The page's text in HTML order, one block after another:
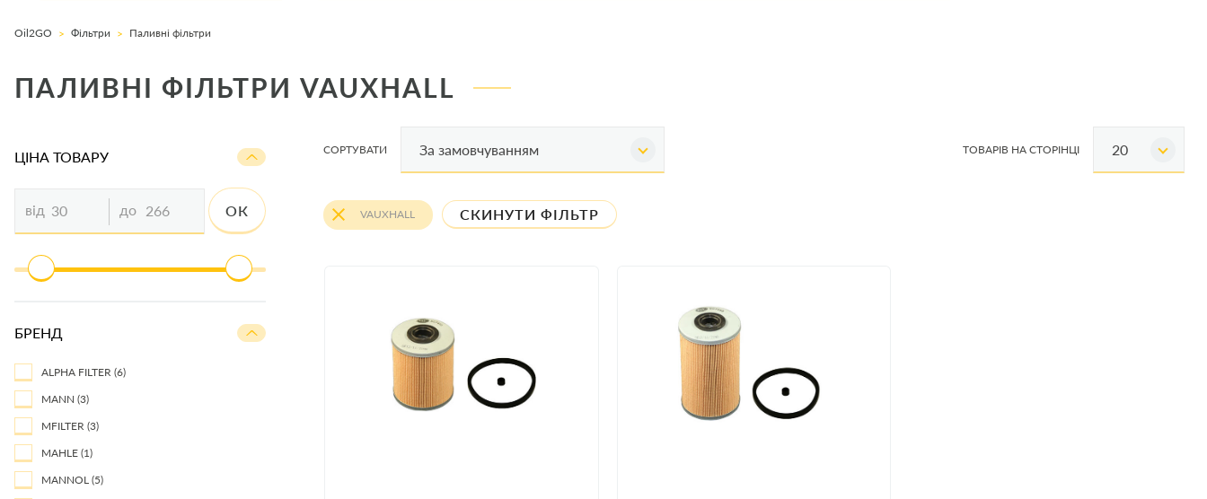
Oil2GO Фільтри Паливні фільтри
ПАЛИВНІ ФІЛЬТРИ VAUXHALL
ЦIНА ТОВАРУ
від до ОК
БРЕНД
ALPHA FILTER (6)
MANN (3)
MFILTER (3)
MAHLE (1)
MANNOL (5)
СОРТУВАТИ За замовчуванням ТОВАРІВ НА СТОРІНЦІ 20
VAUXHALL СКИНУТИ ФІЛЬТР